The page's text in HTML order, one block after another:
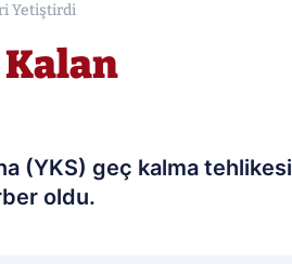
Yetiştirdi
Kalan
(YKS) geç kalma tehlikesi
oldu.